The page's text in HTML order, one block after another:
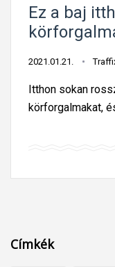
Ez a baj
2021.01.21.
Itthon sokan
körforgalmakat,
Címkék